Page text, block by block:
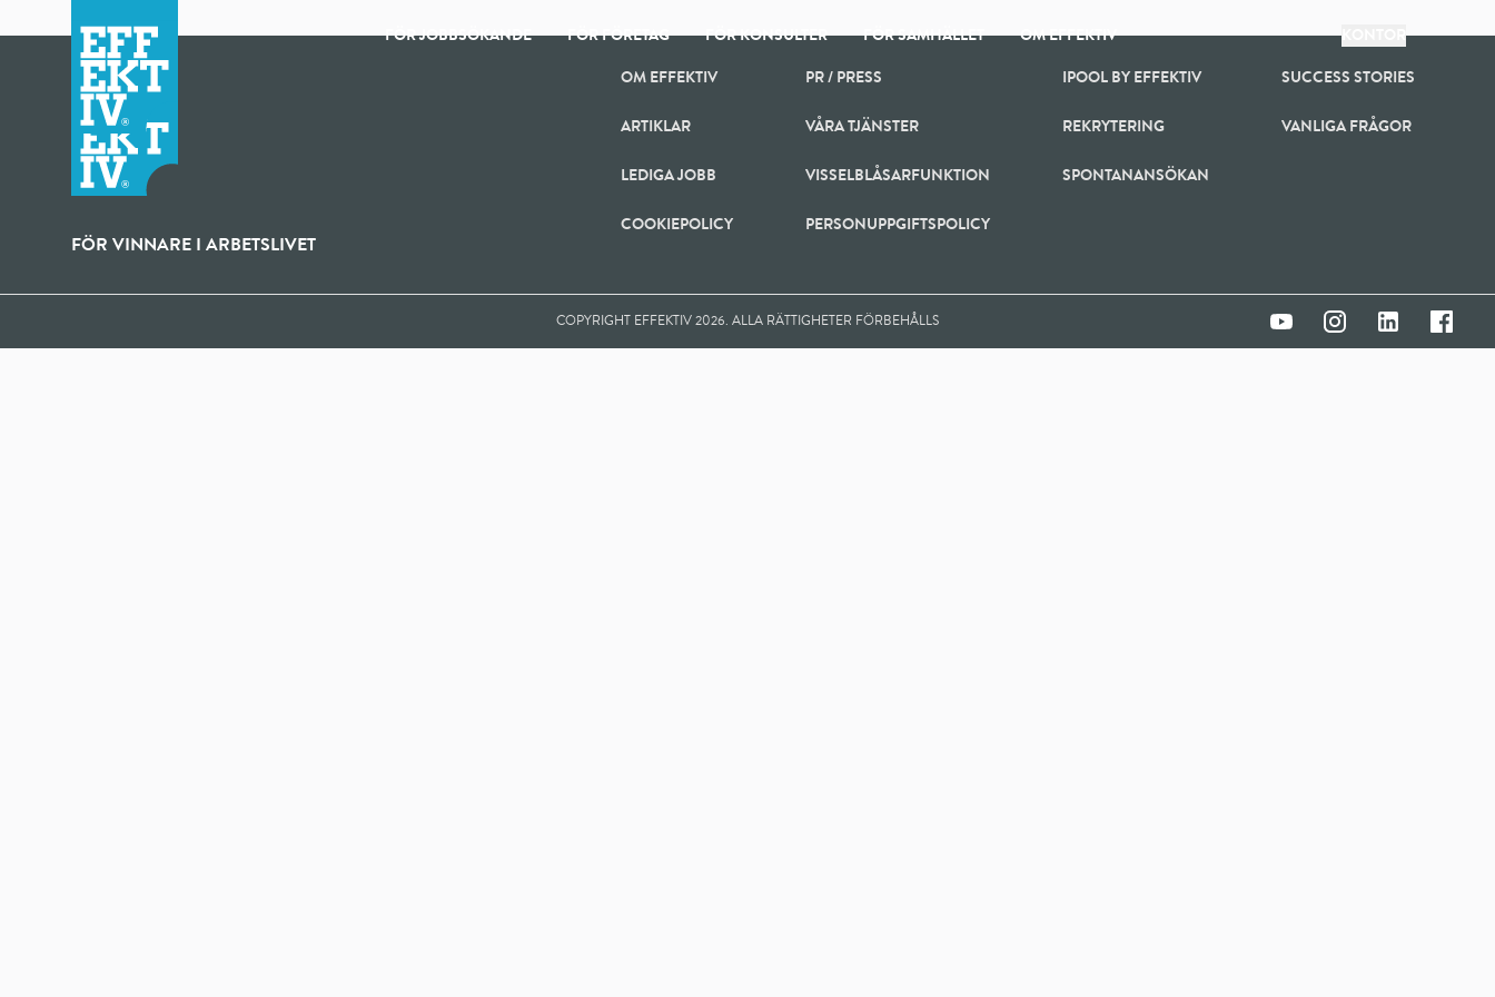
FÖR JOBBSÖKANDE FÖR FÖRETAG FÖR KONSULTER FÖR SAMHÄLLET OM EFFEKTIV
FÖR VINNARE I ARBETSLIVET
OM EFFEKTIV
ARTIKLAR
LEDIGA JOBB
COOKIEPOLICY
PR / PRESS
VÅRA TJÄNSTER
VISSELBLÅSARFUNKTION
PERSONUPPGIFTSPOLICY
IPOOL BY EFFEKTIV
REKRYTERING
SPONTANANSÖKAN
SUCCESS STORIES
VANLIGA FRÅGOR
COPYRIGHT EFFEKTIV 2026. ALLA RÄTTIGHETER FÖRBEHÅLLS